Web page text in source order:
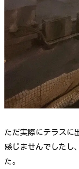
ただ実際にテラスに
感じませんでしたし
た。